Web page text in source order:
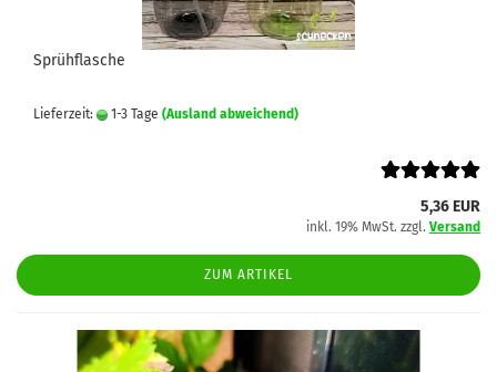
Sprühflasche
Lieferzeit: 1-3 Tage (Ausland abweichend)
5,36 EUR
inkl. 19% MwSt. zzgl. Versand
ZUM ARTIKEL